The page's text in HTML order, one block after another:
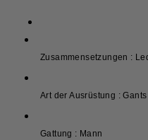
Zusammensetzungen :
Art der Ausrüstung : Gants
Gattung : Mann